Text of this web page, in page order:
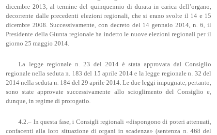
dicembre 2013, al termine del quinquennio di durata in carica dell’organo,
decorrente dalle precedenti elezioni regionali, che si erano svolte il 14 e 15
dicembre 2008. Successivamente, con decreto del 14 gennaio 2014, n. 6, il
Presidente della Giunta regionale ha indetto le nuove elezioni regionali per il
giorno 25 maggio 2014.
La legge regionale n. 23 del 2014 è stata approvata dal Consiglio
regionale nella seduta n. 183 del 15 aprile 2014 e la legge regionale n. 32 del
2014 nella seduta n. 184 del 29 aprile 2014. Le due leggi impugnate, pertanto,
sono state approvate successivamente allo scioglimento del Consiglio e,
dunque, in regime di prorogatio.
4.2.– In questa fase, i Consigli regionali «dispongono di poteri attenuati,
confacenti alla loro situazione di organi in scadenza» (sentenza n. 468 del